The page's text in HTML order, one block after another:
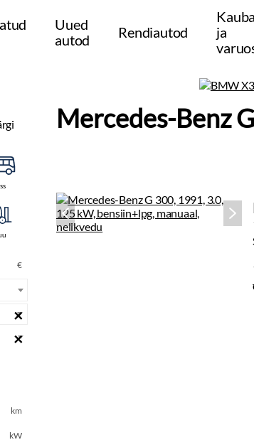
Uued
autod
Rendiautod
ja
€
×
×
km
kW
Mercedes-Benz